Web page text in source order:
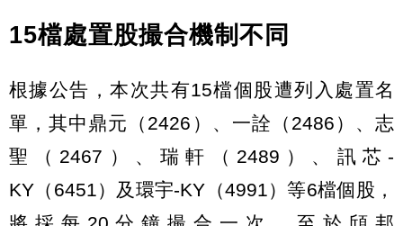
15檔處置股撮合機制不同
根據公告，本次共有15檔個股遭列入處置名
單，其中鼎元（2426）、一詮（2486）、志
聖（2467）、瑞軒（2489）、訊芯-
KY（6451）及環宇-KY（4991）等6檔個股，